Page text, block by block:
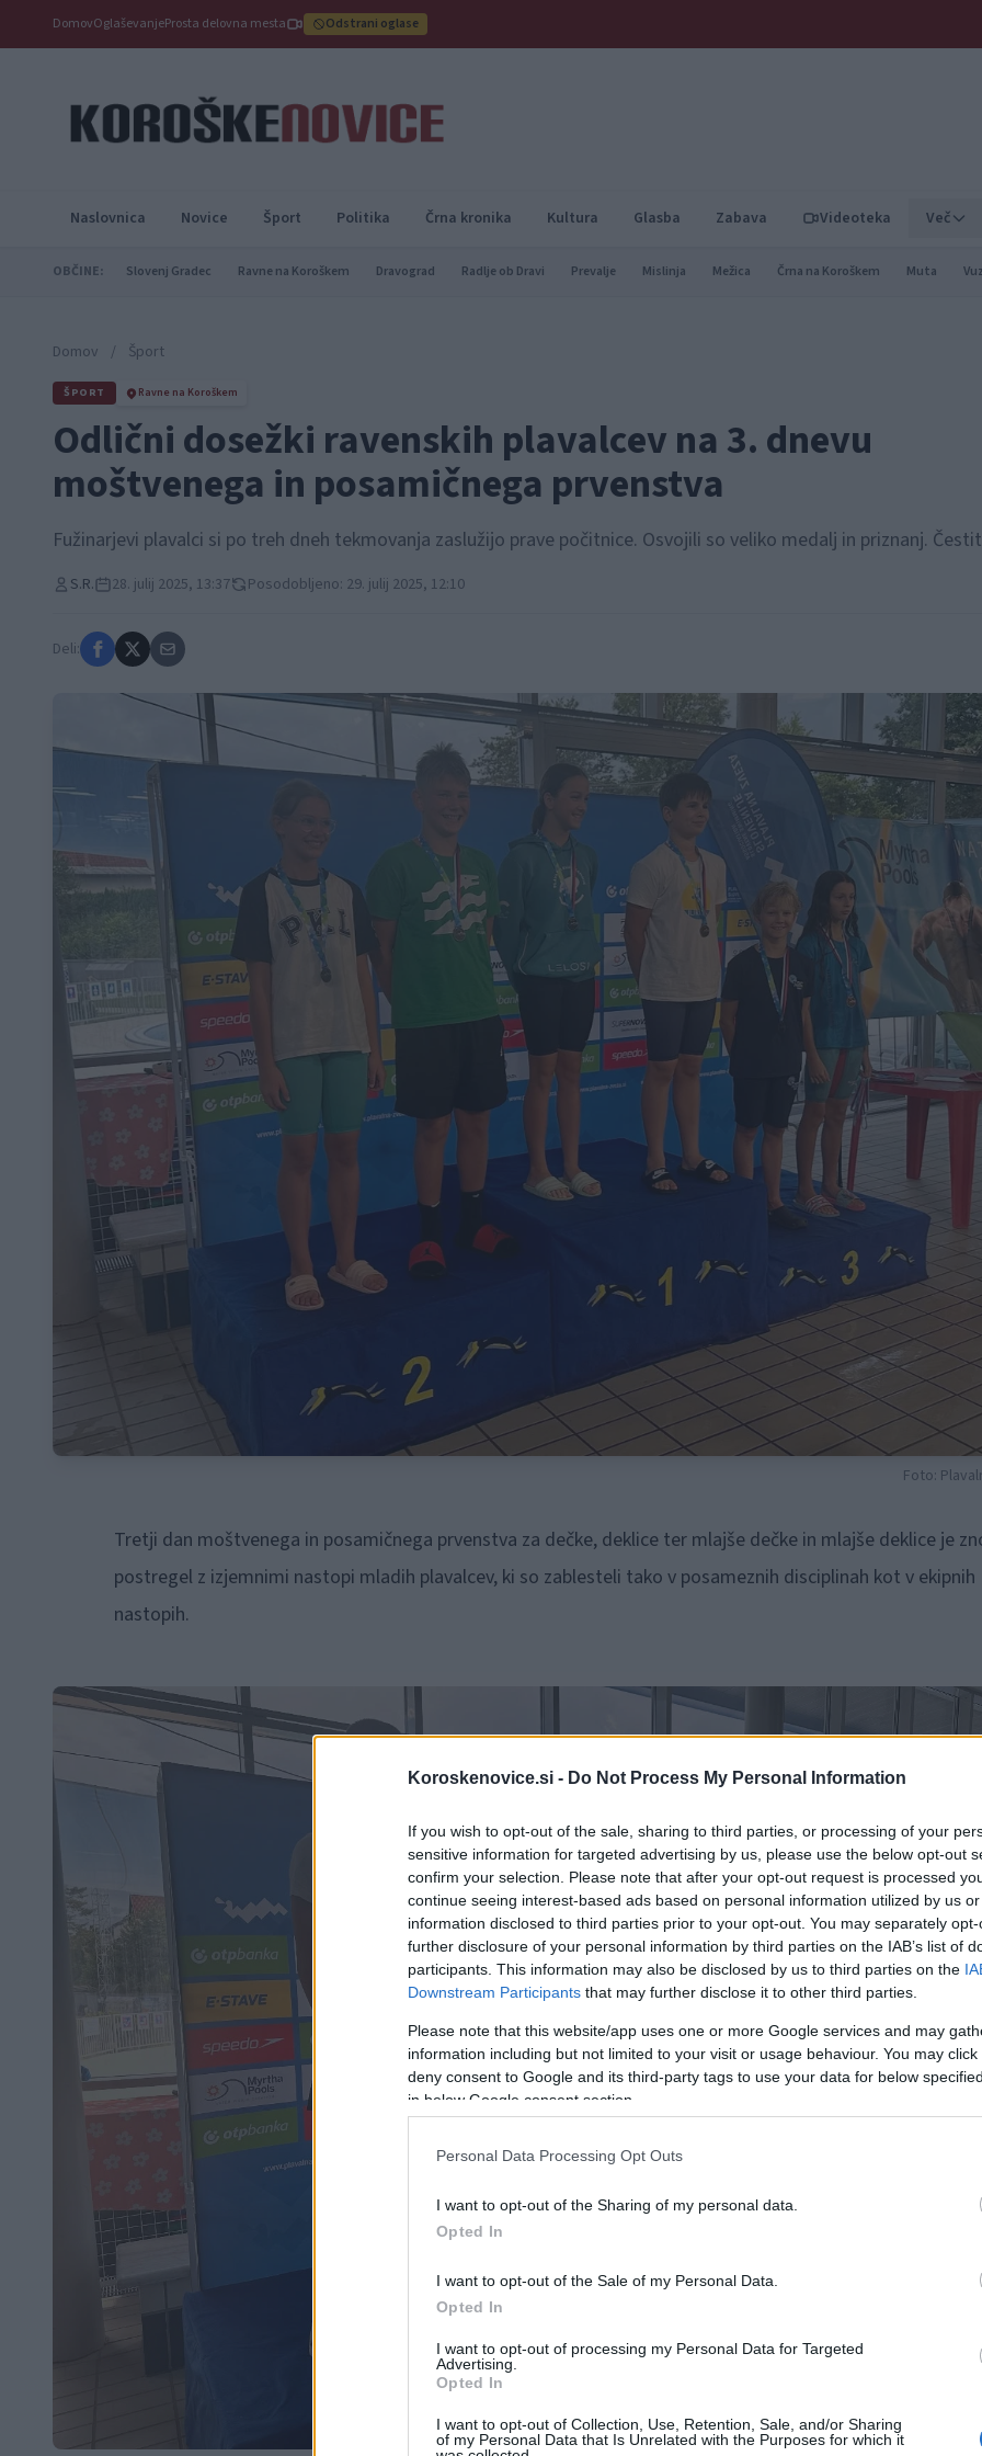
Koroskenovice.si - Do Not Process My Personal Information
If you wish to opt-out of the sale, sharing to third parties, or processing of your
sensitive information for targeted advertising by us, please use the below opt-out
confirm your selection. Please note that after your opt-out request is processed
continue seeing interest-based ads based on personal information utilized by us
information disclosed to third parties prior to your opt-out. You may separately
further disclosure of your personal information by third parties on the IAB’s list of
participants. This information may also be disclosed by us to third parties on the
Downstream Participants that may further disclose it to other third parties.
Please note that this website/app uses one or more Google services and may
information including but not limited to your visit or usage behaviour. You may
deny consent to Google and its third-party tags to use your data for below
in below Google consent section.
Personal Data Processing Opt Outs
I want to opt-out of the Sharing of my personal data.
Opted In
I want to opt-out of the Sale of my Personal Data.
Opted In
I want to opt-out of processing my Personal Data for Targeted
Advertising.
Opted In
I want to opt-out of Collection, Use, Retention, Sale, and/or Sharing
of my Personal Data that Is Unrelated with the Purposes for which it
DomovOglaševanjeProsta delovna mesta Odstrani oglase
Naslovnica Novice Šport Politika Črna kronika Kultura Glasba Zabava Videoteka Več
OBČINE: Slovenj Gradec Ravne na Koroškem Dravograd Radlje ob Dravi Prevalje Mislinja Mežica Črna na Koroškem Muta
Domov / Šport
ŠPORT Ravne na Koroškem
Odlični dosežki ravenskih plavalcev na 3. dnevu
moštvenega in posamičnega prvenstva
Fužinarjevi plavalci si po treh dneh tekmovanja zaslužijo prave počitnice. Osvojili so veliko medalj in priznanj.
S.R. 28. julij 2025, 13:37 Posodobljeno: 29. julij 2025, 12:10
Deli:
Foto:
Tretji dan moštvenega in posamičnega prvenstva za dečke, deklice ter mlajše dečke in mlajše deklice je
postregel z izjemnimi nastopi mladih plavalcev, ki so zablesteli tako v posameznih disciplinah kot v ekipnih
nastopih.